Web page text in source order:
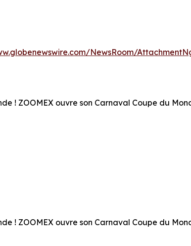
NewsRoom/
! ZOOMEX ouvre son Carnaval Coupe du
! ZOOMEX ouvre son Carnaval Coupe du